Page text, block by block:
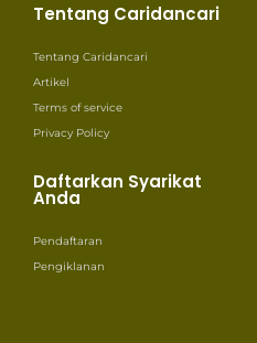
Tentang Caridancari
Tentang Caridancari
Artikel
Terms of service
Privacy Policy
Daftarkan Syarikat
Anda
Pendaftaran
Pengiklanan